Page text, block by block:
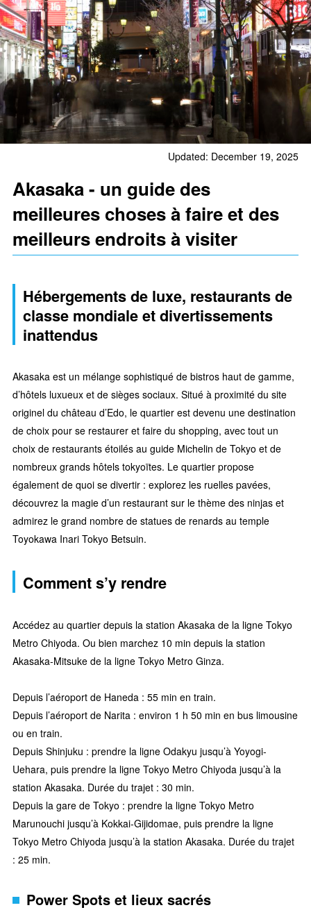
Updated: December 19, 2025
Akasaka - un guide des
meilleures choses à faire et des
meilleurs endroits à visiter
Hébergements de luxe, restaurants de
classe mondiale et divertissements
inattendus
Akasaka est un mélange sophistiqué de bistros haut de gamme,
d’hôtels luxueux et de sièges sociaux. Situé à proximité du site
originel du château d’Edo, le quartier est devenu une destination
de choix pour se restaurer et faire du shopping, avec tout un
choix de restaurants étoilés au guide Michelin de Tokyo et de
nombreux grands hôtels tokyoïtes. Le quartier propose
également de quoi se divertir : explorez les ruelles pavées,
découvrez la magie d’un restaurant sur le thème des ninjas et
admirez le grand nombre de statues de renards au temple
Toyokawa Inari Tokyo Betsuin.
Comment s’y rendre
Accédez au quartier depuis la station Akasaka de la ligne Tokyo
Metro Chiyoda. Ou bien marchez 10 min depuis la station
Akasaka-Mitsuke de la ligne Tokyo Metro Ginza.
Depuis l’aéroport de Haneda : 55 min en train.
Depuis l’aéroport de Narita : environ 1 h 50 min en bus limousine
ou en train.
Depuis Shinjuku : prendre la ligne Odakyu jusqu’à Yoyogi-
Uehara, puis prendre la ligne Tokyo Metro Chiyoda jusqu’à la
station Akasaka. Durée du trajet : 30 min.
Depuis la gare de Tokyo : prendre la ligne Tokyo Metro
Marunouchi jusqu’à Kokkai-Gijidomae, puis prendre la ligne
Tokyo Metro Chiyoda jusqu’à la station Akasaka. Durée du trajet
: 25 min.
Power Spots et lieux sacrés